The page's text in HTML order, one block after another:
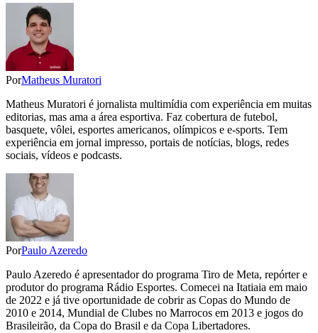
PorMatheus Muratori
Matheus Muratori é jornalista multimídia com experiência em muitas
editorias, mas ama a área esportiva. Faz cobertura de futebol,
basquete, vôlei, esportes americanos, olímpicos e e-sports. Tem
experiência em jornal impresso, portais de notícias, blogs, redes
sociais, vídeos e podcasts.
PorPaulo Azeredo
Paulo Azeredo é apresentador do programa Tiro de Meta, repórter e
produtor do programa Rádio Esportes. Comecei na Itatiaia em maio
de 2022 e já tive oportunidade de cobrir as Copas do Mundo de
2010 e 2014, Mundial de Clubes no Marrocos em 2013 e jogos do
Brasileirão, da Copa do Brasil e da Copa Libertadores.